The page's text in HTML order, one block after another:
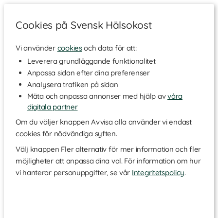
Cookies på Svensk Hälsokost
Vi använder cookiesoch data för att:
Leverera grundläggande funktionalitet
Anpassa sidan efter dina preferenser
Analysera trafiken på sidan
Mäta och anpassa annonser med hjälp avvåra
digitala partner
Om du väljer knappen Avvisa alla använder vi endast
cookies för nödvändiga syften.
Välj knappen Fler alternativ för mer information och fler
möjligheter att anpassa dina val. För information om hur
vi hanterar personuppgifter, se vår Integritetspolicy.
Hempaket levereras dagtid på vardagar. Eftersom paketet
inte kvitteras, kan det lämnas utan att du som konsument är
hemma. Paketet ställs då utanför din dörr och anses vara
kvitterad. Om chauffören inte kommer in i porten, kommer
försändelsen skickas tillbaka till Svensk Hälsokost, eventuell
lämnat försändelsen utanför din dörr har Posten och Svensk
Hälsokost uppfyllt leveransen och det är konsumenten som
ansvarar för paketet. I fråga om leveranser som inte kunnat
utföras och går i retur till Svensk Hälsokost, exempelvis p.g.a.
felaktig portkod, att ditt namn inte finns uppsatt i porten, eller